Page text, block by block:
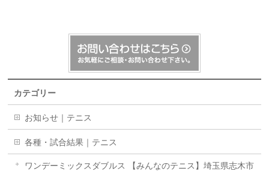
カテゴリー
お知らせ｜テニス
各種・試合結果｜テニス
ワンデーミックスダブルス 【みんなのテニス】埼玉県志木市